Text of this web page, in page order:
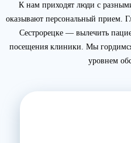
К нам приходят люди с
оказывают персональный прием.
Сестрорецке — вылечить
посещения клиники. Мы
уровнем